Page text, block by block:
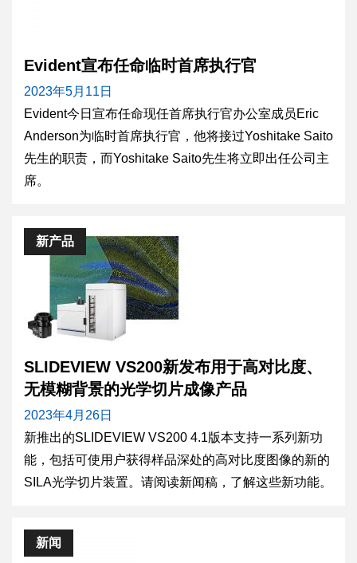
Evident宣布任命临时首席执行官
2023年5月11日
Evident今日宣布任命现任首席执行官办公室成员Eric
Anderson为临时首席执行官，他将接过Yoshitake Saito
先生的职责，而Yoshitake Saito先生将立即出任公司主
席。
新产品
SLIDEVIEW VS200新发布用于高对比度、
无模糊背景的光学切片成像产品
2023年4月26日
新推出的SLIDEVIEW VS200 4.1版本支持一系列新功
能，包括可使用户获得样品深处的高对比度图像的新的
SILA光学切片装置。请阅读新闻稿，了解这些新功能。
新闻